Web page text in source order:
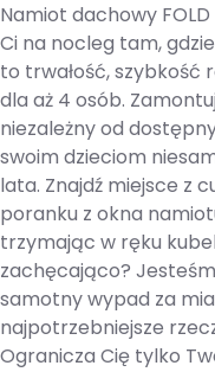
Namiot dachowy
Ci na nocleg tam,
to trwałość, szybkość
dla aż 4 osób.
niezależny od
swoim dzieciom
lata. Znajdź miejsce z
poranku z okna
trzymając w ręku
zachęcająco?
samotny wypad za
najpotrzebniejsze
Ogranicza Cię tylko